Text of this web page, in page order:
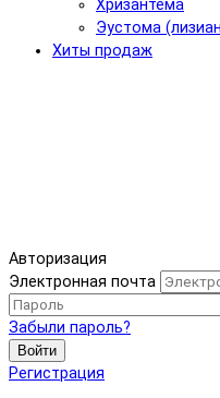
Хризантема
Эустома
Хиты продаж
Авторизация
Электронная почта
Забыли пароль?
Войти
Регистрация